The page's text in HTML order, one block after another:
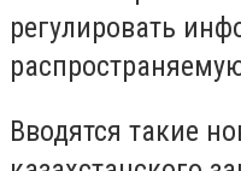
регулировать
Вводятся такие